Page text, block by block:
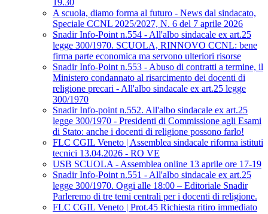
19.30
A scuola, diamo forma al futuro - News dal sindacato,
Speciale CCNL 2025/2027, N. 6 del 7 aprile 2026
Snadir Info-Point n.554 - All'albo sindacale ex art.25
legge 300/1970. SCUOLA, RINNOVO CCNL: bene
firma parte economica ma servono ulteriori risorse
Snadir Info-Point n.553 - Abuso di contratti a termine, il
Ministero condannato al risarcimento dei docenti di
religione precari - All'albo sindacale ex art.25 legge
300/1970
Snadir Info-point n.552. All'albo sindacale ex art.25
legge 300/1970 - Presidenti di Commissione agli Esami
di Stato: anche i docenti di religione possono farlo!
FLC CGIL Veneto | Assemblea sindacale riforma istituti
tecnici 13.04.2026 - RO VE
USB SCUOLA - Assemblea online 13 aprile ore 17-19
Snadir Info-Point n.551 - All'albo sindacale ex art.25
legge 300/1970. Oggi alle 18:00 – Editoriale Snadir
Parleremo di tre temi centrali per i docenti di religione.
FLC CGIL Veneto | Prot.45 Richiesta ritiro immediato